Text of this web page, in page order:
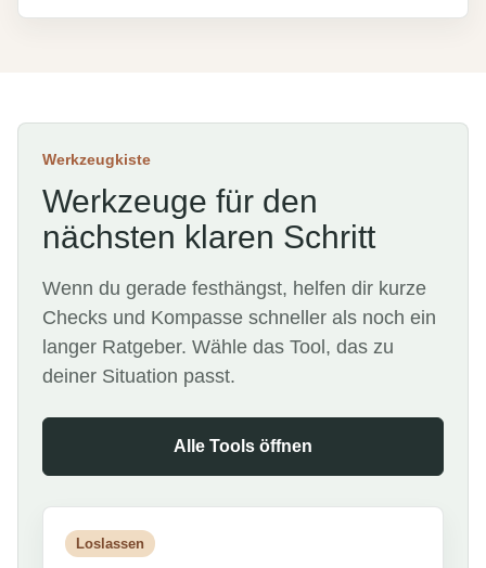
Werkzeugkiste
Werkzeuge für den
nächsten klaren Schritt
Wenn du gerade festhängst, helfen dir kurze
Checks und Kompasse schneller als noch ein
langer Ratgeber. Wähle das Tool, das zu
deiner Situation passt.
Alle Tools öffnen
Loslassen